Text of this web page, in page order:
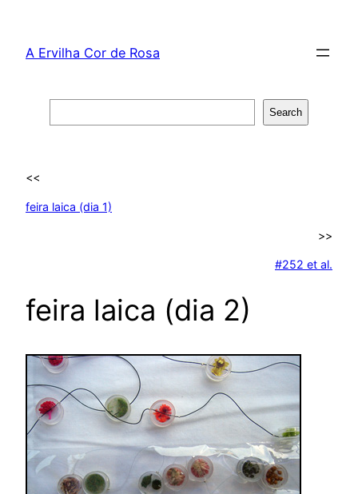
content
A Ervilha Cor de Rosa
Search
<<
feira laica (dia 1)
>>
#252 et al.
feira laica (dia 2)